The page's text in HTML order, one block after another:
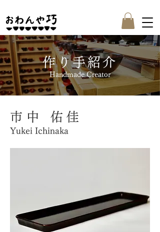
作り手紹介
Handmade Creator
Yukei Ichinaka
市中 佑佳